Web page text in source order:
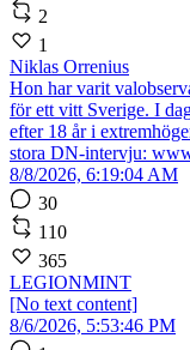
2
1
Niklas Orrenius
Hon har varit
för ett vitt Sverige. I
efter 18 år i
stora DN-intervju:
8/8/2026, 6:19:04 AM
30
110
365
LEGIONMINT
[No text content]
8/6/2026, 5:53:46 PM